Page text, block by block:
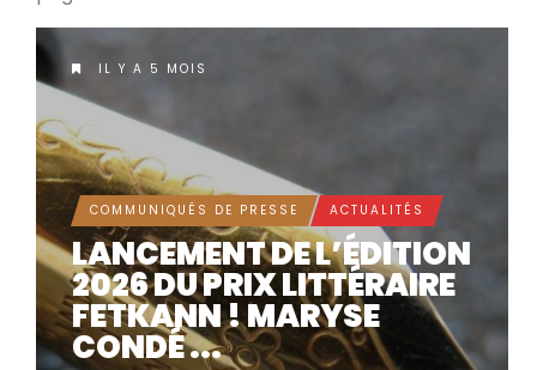
IL Y A 5 MOIS
COMMUNIQUÉS DE PRESSE ACTUALITÉS
LANCEMENT DE L’ÉDITION
2026 DU PRIX LITTÉRAIRE
FETKANN ! MARYSE
CONDÉ ...